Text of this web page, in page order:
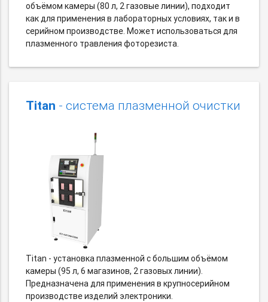
объёмом камеры (80 л, 2 газовые линии), подходит
как для применения в лабораторных условиях, так и в
серийном производстве. Может использоваться для
плазменного травления фоторезиста.
Titan - система плазменной очистки
Titan - установка плазменной c большим объёмом
камеры (95 л, 6 магазинов, 2 газовых линии).
Предназначена для применения в крупносерийном
производстве изделий электроники.